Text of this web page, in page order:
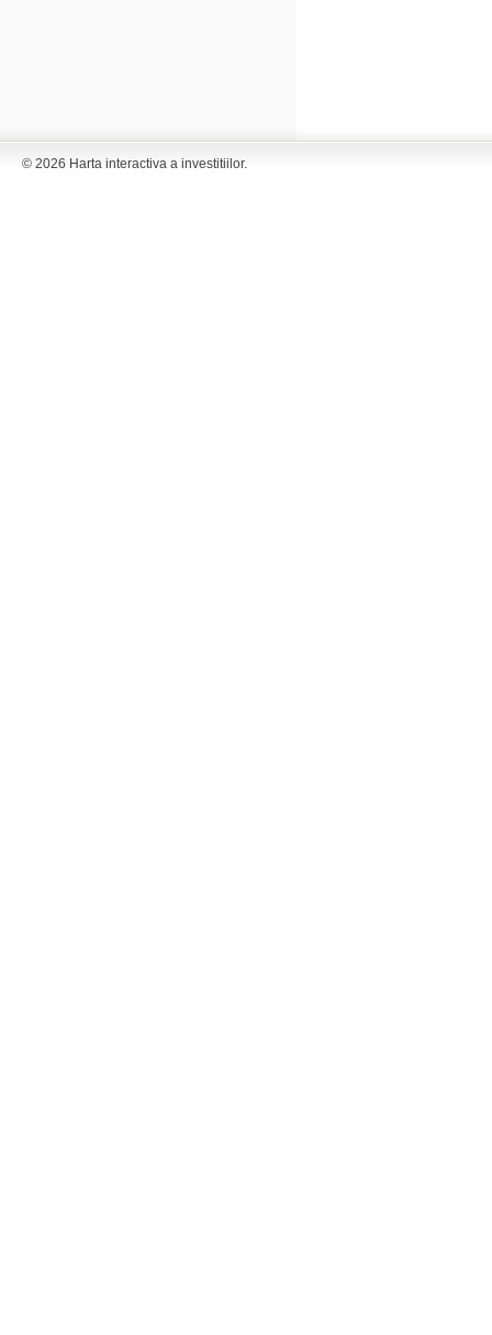
© 2026 Harta interactiva a investitiilor.